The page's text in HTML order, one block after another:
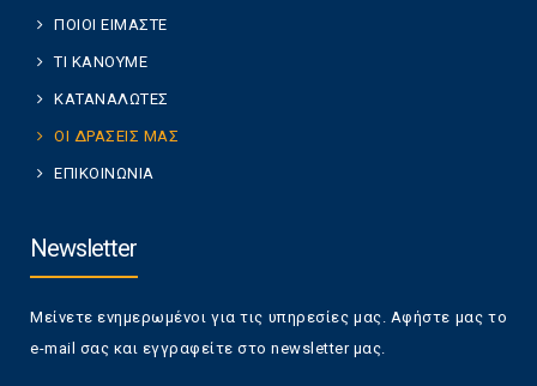
ΠΟΙΟΙ ΕΙΜΑΣΤΕ
ΤΙ ΚΑΝΟΥΜΕ
ΚΑΤΑΝΑΛΩΤΕΣ
ΟΙ ΔΡΑΣΕΙΣ ΜΑΣ
ΕΠΙΚΟΙΝΩΝΙΑ
Newsletter
Μείνετε ενημερωμένοι για τις υπηρεσίες μας. Αφήστε μας το
e-mail σας και εγγραφείτε στο newsletter μας.